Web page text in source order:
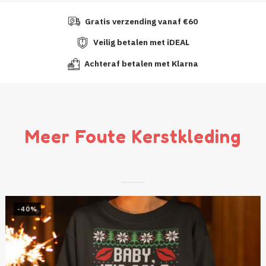
Gratis verzending vanaf €60
Veilig betalen met iDEAL
Achteraf betalen met Klarna
Meer Foute Kerstkleding
-40%